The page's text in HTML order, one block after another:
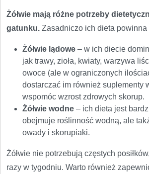
Żółwie mają różne potrzeby
gatunku. Zasadniczo ich dieta powinna
Żółwie lądowe – w ich diecie
jak trawy, zioła, kwiaty, warzywa
owoce (ale w ograniczonych
dostarczać im również suplementy
wspomóc wzrost zdrowych skorup.
Żółwie wodne – ich dieta jest
obejmuje roślinność wodną, ale
owady i skorupiaki.
Żółwie nie potrzebują częstych
razy w tygodniu. Warto również